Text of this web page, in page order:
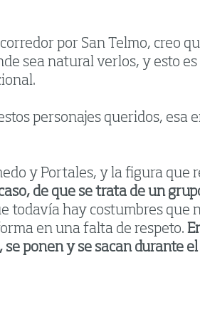
por San Telmo, creo
sea natural verlos, y esto es
personajes queridos, esa
y Portales, y la figura que
de que se trata de un
todavía hay costumbres que
en una falta de respeto.
ponen y se sacan durante